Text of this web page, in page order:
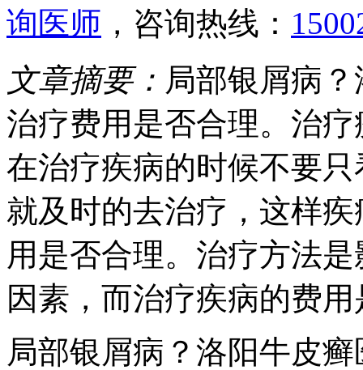
询医师 ，咨询热线：
文章摘要： 局部银屑病
治疗费用是否合理。治
在治疗疾病的时候不要
就及时的去治疗，这样
用是否合理。治疗方法
因素，而治疗疾病的费
局部银屑病？洛阳牛皮